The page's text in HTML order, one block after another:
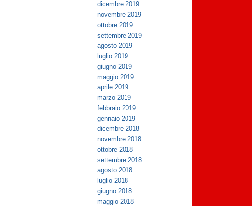
dicembre 2019
novembre 2019
ottobre 2019
settembre 2019
agosto 2019
luglio 2019
giugno 2019
maggio 2019
aprile 2019
marzo 2019
febbraio 2019
gennaio 2019
dicembre 2018
novembre 2018
ottobre 2018
settembre 2018
agosto 2018
luglio 2018
giugno 2018
maggio 2018